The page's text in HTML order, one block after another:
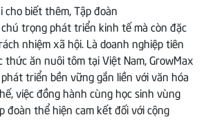
cho biết thêm, Tập đoàn
trọng phát triển kinh tế mà còn đặc
nhiệm xã hội. Là doanh nghiệp tiên
ăn nuôi tôm tại Việt Nam, GrowMax
triển bền vững gắn liền với văn hóa
việc đồng hành cùng học sinh vùng
đoàn thể hiện cam kết đối với cộng